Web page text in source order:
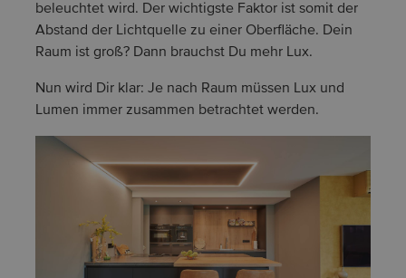
beleuchtet wird. Der wichtigste Faktor ist somit der
Abstand der Lichtquelle zu einer Oberfläche. Dein
Raum ist groß? Dann brauchst Du mehr Lux.
Nun wird Dir klar: Je nach Raum müssen Lux und
Lumen immer zusammen betrachtet werden.